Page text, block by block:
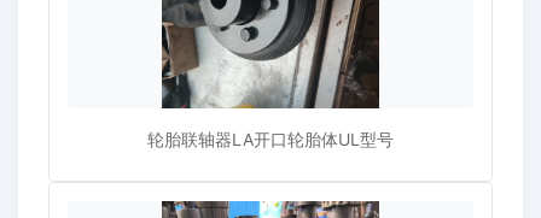
轮胎联轴器LA开口轮胎体UL型号